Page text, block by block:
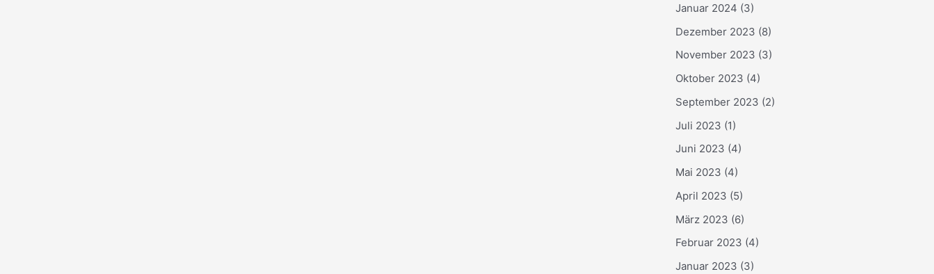
Januar 2024 (3)
Dezember 2023 (8)
November 2023 (3)
Oktober 2023 (4)
September 2023 (2)
Juli 2023 (1)
Juni 2023 (4)
Mai 2023 (4)
April 2023 (5)
März 2023 (6)
Februar 2023 (4)
Januar 2023 (3)